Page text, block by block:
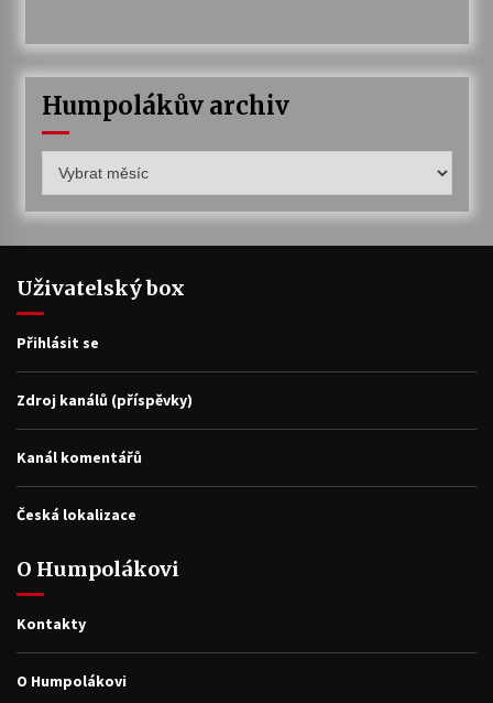
Humpolákův archiv
archiv
Uživatelský box
Přihlásit se
Zdroj kanálů (příspěvky)
Kanál komentářů
Česká lokalizace
O Humpolákovi
Kontakty
O Humpolákovi